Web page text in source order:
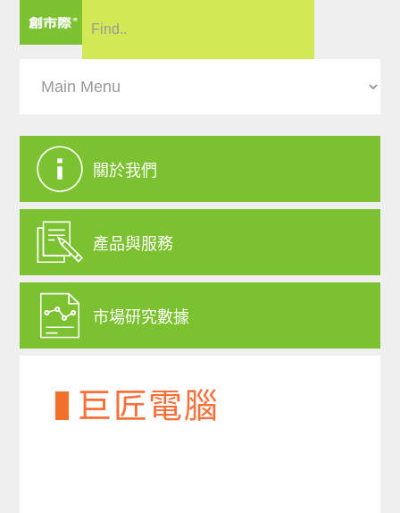
關於我們
產品與服務
市場研究數據
巨匠電腦